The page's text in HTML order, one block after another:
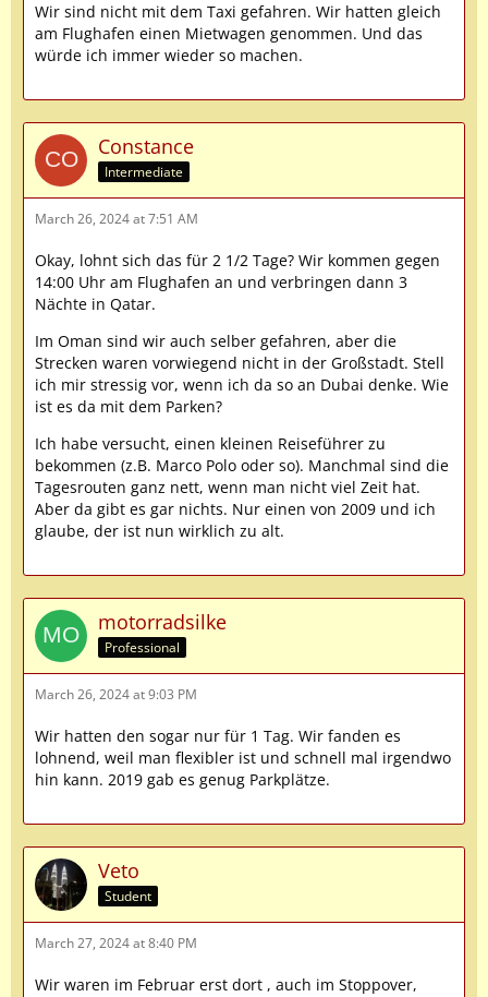
Wir sind nicht mit dem Taxi gefahren. Wir hatten gleich
am Flughafen einen Mietwagen genommen. Und das
würde ich immer wieder so machen.
Constance
Intermediate
March 26, 2024 at 7:51 AM
Okay, lohnt sich das für 2 1/2 Tage? Wir kommen gegen
14:00 Uhr am Flughafen an und verbringen dann 3
Nächte in Qatar.
Im Oman sind wir auch selber gefahren, aber die
Strecken waren vorwiegend nicht in der Großstadt. Stell
ich mir stressig vor, wenn ich da so an Dubai denke. Wie
ist es da mit dem Parken?
Ich habe versucht, einen kleinen Reiseführer zu
bekommen (z.B. Marco Polo oder so). Manchmal sind die
Tagesrouten ganz nett, wenn man nicht viel Zeit hat.
Aber da gibt es gar nichts. Nur einen von 2009 und ich
glaube, der ist nun wirklich zu alt.
motorradsilke
Professional
March 26, 2024 at 9:03 PM
Wir hatten den sogar nur für 1 Tag. Wir fanden es
lohnend, weil man flexibler ist und schnell mal irgendwo
hin kann. 2019 gab es genug Parkplätze.
Veto
Student
March 27, 2024 at 8:40 PM
Wir waren im Februar erst dort , auch im Stoppover,